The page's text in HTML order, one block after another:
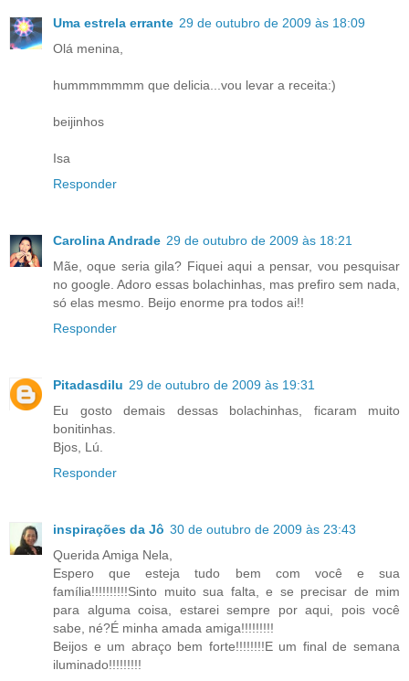
Uma estrela errante 29 de outubro de 2009 às 18:09
Olá menina,
hummmmmmm que delicia...vou levar a receita:)
beijinhos
Isa
Responder
Carolina Andrade 29 de outubro de 2009 às 18:21
Mãe, oque seria gila? Fiquei aqui a pensar, vou pesquisar
no google. Adoro essas bolachinhas, mas prefiro sem nada,
só elas mesmo. Beijo enorme pra todos ai!!
Responder
Pitadasdilu 29 de outubro de 2009 às 19:31
Eu gosto demais dessas bolachinhas, ficaram muito
bonitinhas.
Bjos, Lú.
Responder
inspirações da Jô 30 de outubro de 2009 às 23:43
Querida Amiga Nela,
Espero que esteja tudo bem com você e sua
família!!!!!!!!!!Sinto muito sua falta, e se precisar de mim
para alguma coisa, estarei sempre por aqui, pois você
sabe, né?É minha amada amiga!!!!!!!!!
Beijos e um abraço bem forte!!!!!!!!E um final de semana
iluminado!!!!!!!!!